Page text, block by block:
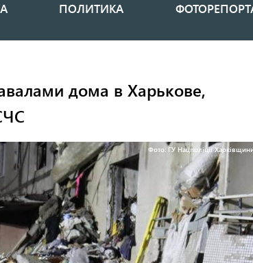
ПОЛИТИКА
дома в Харькове,
Фото: ГУ Нацполіції